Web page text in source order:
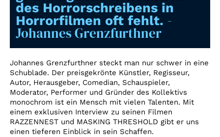
Account
Suche
des Horrorschreibens in
Horrorfilmen oft fehlt. -
Johannes Grenzfurthner
Johannes Grenzfurthner steckt man nur schwer in eine
Schublade. Der preisgekrönte Künstler, Regisseur,
Autor, Herausgeber, Comedian, Schauspieler,
Moderator, Performer und Gründer des Kollektivs
monochrom ist ein Mensch mit vielen Talenten. Mit
einem exklusiven Interview zu seinen Filmen
RAZZENNEST und MASKING THRESHOLD gibt er uns
einen tieferen Einblick in sein Schaffen.